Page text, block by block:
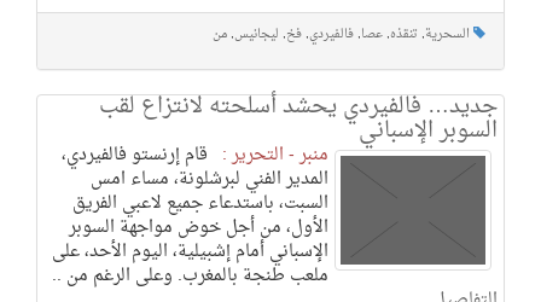
السحرية, تنقذه, عصا, فالفيردي, فخ, ليجانيس, من
جديد… فالفيردي يحشد أسلحته لانتزاع لقب
السوبر الإسباني
منبر - التحرير : قام إرنستو فالفيردي،
المدير الفني لبرشلونة، مساء امس
السبت، باستدعاء جميع لاعبي الفريق
الأول، من أجل خوض مواجهة السوبر
الإسباني أمام إشبيلية، اليوم الأحد، على
ملعب طنجة بالمغرب. وعلى الرغم من ..